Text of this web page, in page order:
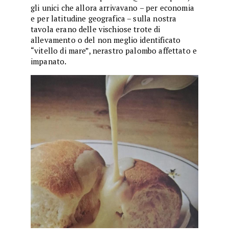
gli unici che allora arrivavano – per economia
e per latitudine geografica – sulla nostra
tavola erano delle vischiose trote di
allevamento o del non meglio identificato
“vitello di mare”, nerastro palombo affettato e
impanato.